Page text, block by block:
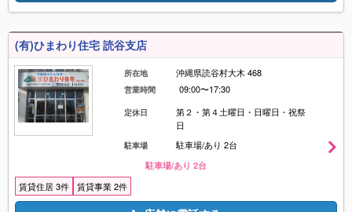
(有)ひまわり住宅 読谷支店
所在地 沖縄県読谷村大木 468
営業時間 09:00〜17:30
定休日
第２・第４土曜日・日曜日・祝祭
日
駐車場 駐車場/あり 2台
駐車場/あり 2台
賃貸住居 3件 賃貸事業 2件